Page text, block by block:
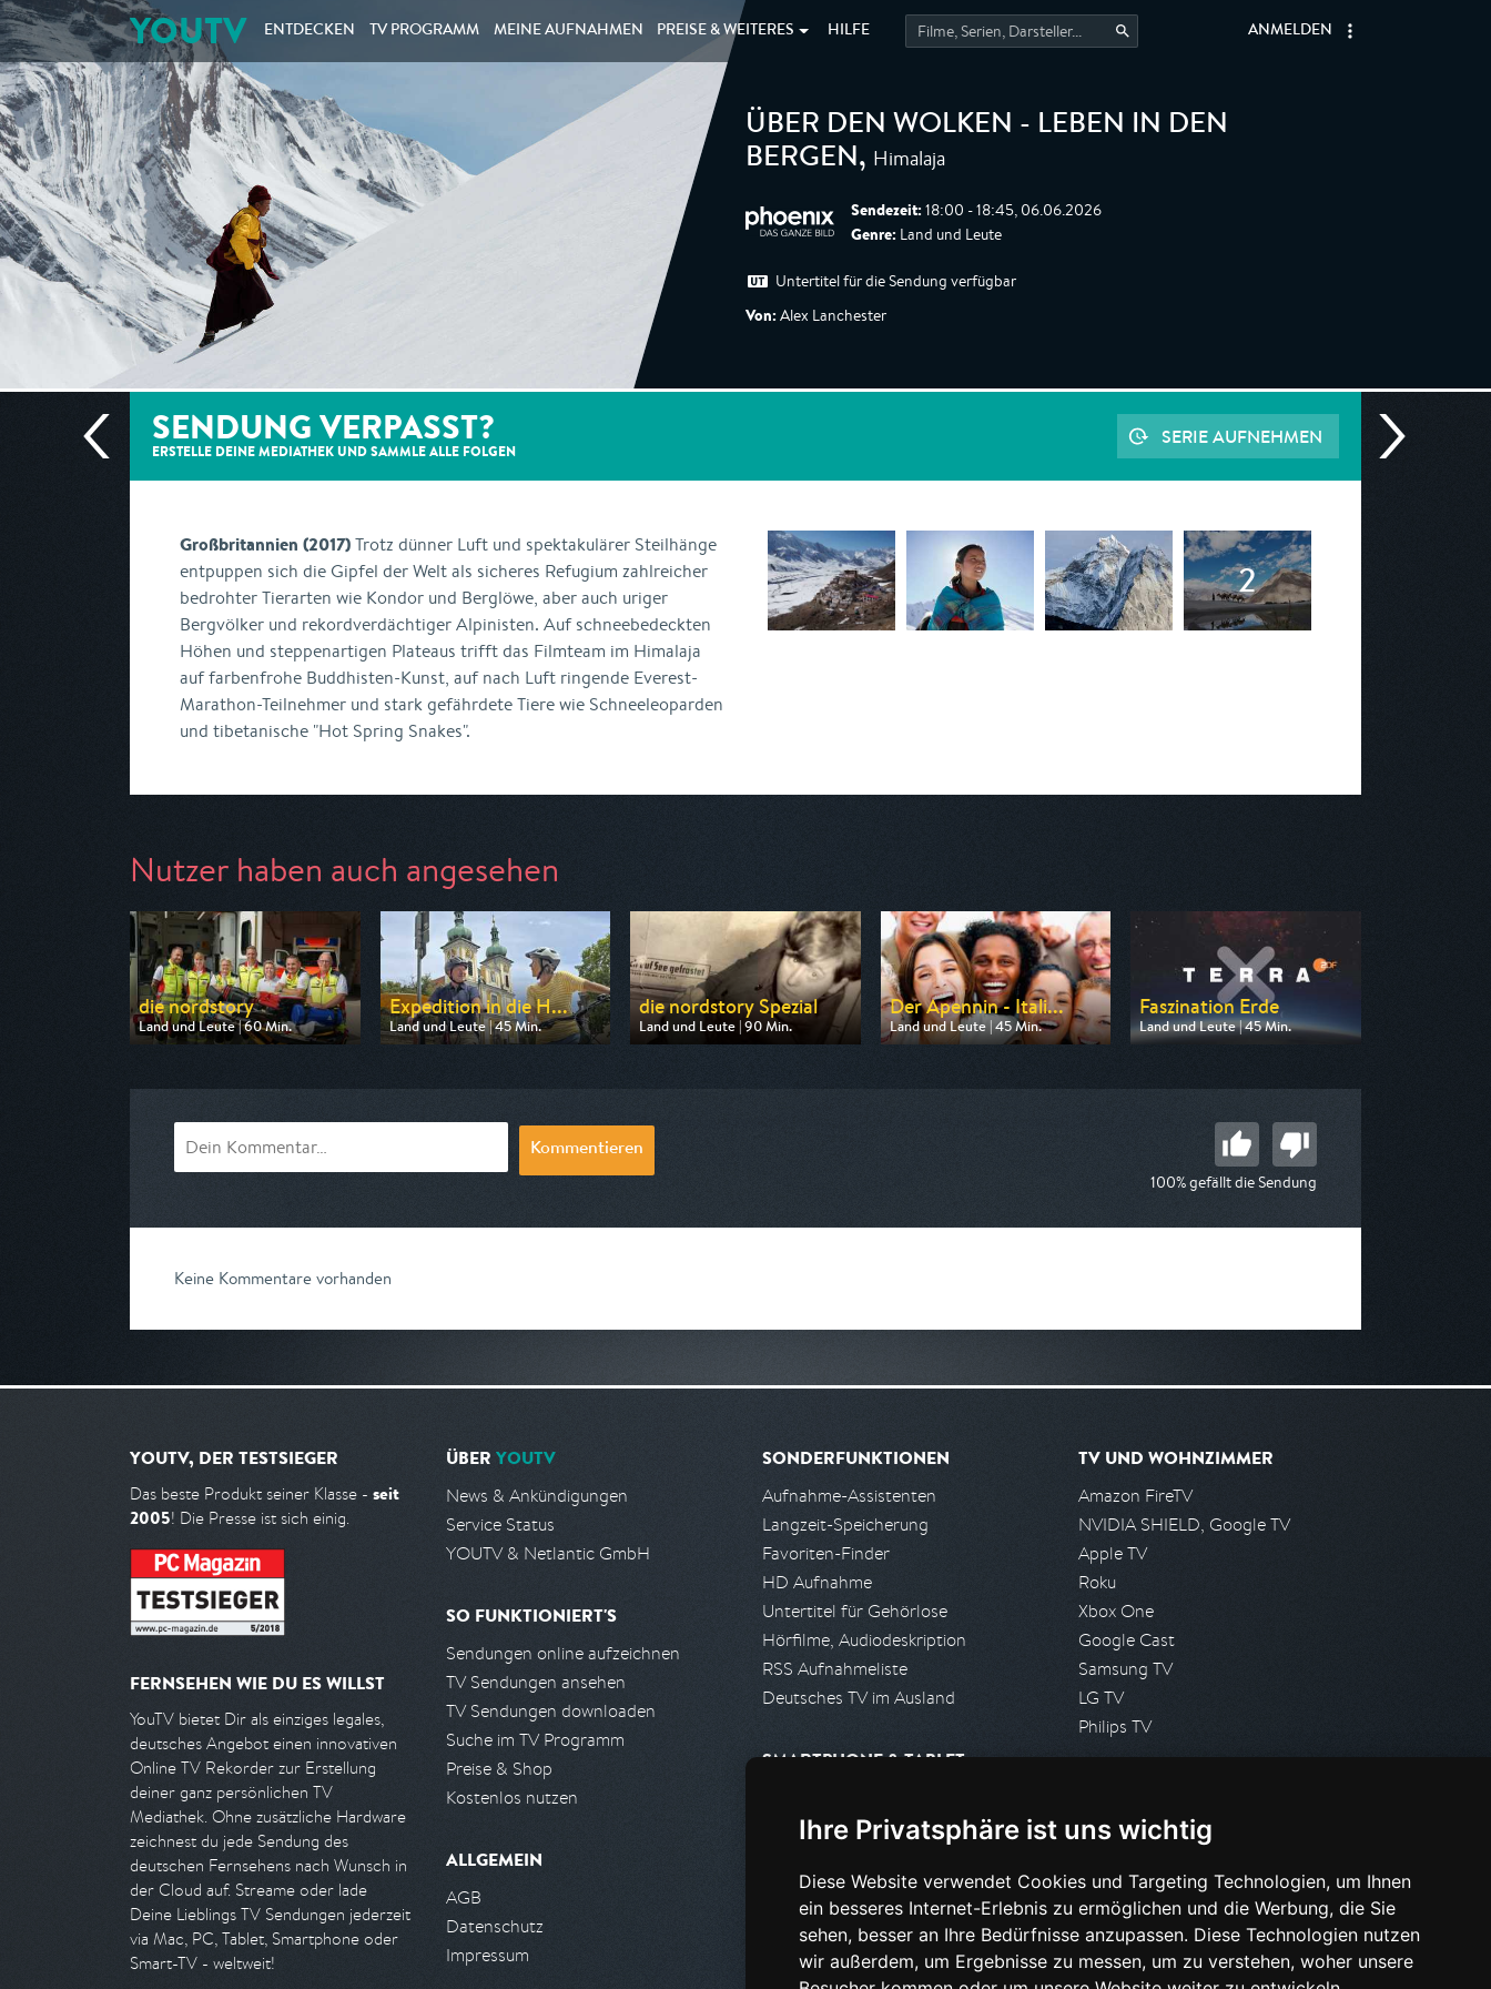
Ihre Privatsphäre ist uns wichtig
Diese Website verwendet Cookies und Targeting Technologien, um Ihnen
ein besseres Internet-Erlebnis zu ermöglichen und die Werbung, die Sie
sehen, besser an Ihre Bedürfnisse anzupassen. Diese Technologien nutzen
wir außerdem, um Ergebnisse zu messen, um zu verstehen, woher unsere
YOUTV ENTDECKEN TV PROGRAMM MEINE AUFNAHMEN PREISE & WEITERES HILFE ANMELDEN
ÜBER DEN WOLKEN - LEBEN IN DEN
BERGEN, Himalaja
Sendezeit: 18:00 - 18:45, 06.06.2026
Genre: Land und Leute
Untertitel für die Sendung verfügbar
Von: Alex Lanchester
SENDUNG VERPASST?
ERSTELLE DEINE MEDIATHEK UND SAMMLE ALLE FOLGEN
SERIE AUFNEHMEN
Großbritannien (2017)Trotz dünner Luft und spektakulärer Steilhänge
entpuppen sich die Gipfel der Welt als sicheres Refugium zahlreicher
bedrohter Tierarten wie Kondor und Berglöwe, aber auch uriger
Bergvölker und rekordverdächtiger Alpinisten. Auf schneebedeckten
Höhen und steppenartigen Plateaus trifft das Filmteam im Himalaja
auf farbenfrohe Buddhisten-Kunst, auf nach Luft ringende Everest-
Marathon-Teilnehmer und stark gefährdete Tiere wie Schneeleoparden
und tibetanische "Hot Spring Snakes".
Nutzer haben auch angesehen
die nordstory
Land und Leute | 60 Min.
Ausgestrahlt von NDR
Expedition in die H...
Land und Leute | 45 Min.
Ausgestrahlt von SWR
die nordstory Spezial
Land und Leute | 90 Min.
Ausgestrahlt von NDR
Der Apennin - Itali...
Land und Leute | 45 Min.
Ausgestrahlt von SWR
Faszination Erde
Land und Leute | 45 Min.
Ausgestrahlt von ZDF neo
Kommentieren
100% gefällt die Sendung
Keine Kommentare vorhanden
YOUTV, DER TESTSIEGER
Das beste Produkt seiner Klasse - seit
2005! Die Presse ist sich einig.
FERNSEHEN WIE DU ES WILLST
YouTV bietet Dir als einziges legales,
deutsches Angebot einen innovativen
Online TV Rekorder zur Erstellung
deiner ganz persönlichen TV
Mediathek. Ohne zusätzliche Hardware
zeichnest du jede Sendung des
deutschen Fernsehens nach Wunsch in
der Cloud auf. Streame oder lade
Deine Lieblings TV Sendungen jederzeit
via Mac, PC, Tablet, Smartphone oder
Smart-TV - weltweit!
ÜBER YOUTV
News & Ankündigungen
Service Status
YOUTV & Netlantic GmbH
SO FUNKTIONIERT'S
Sendungen online aufzeichnen
TV Sendungen ansehen
TV Sendungen downloaden
Suche im TV Programm
Preise & Shop
Kostenlos nutzen
ALLGEMEIN
AGB
Datenschutz
Impressum
SONDERFUNKTIONEN
Aufnahme-Assistenten
Langzeit-Speicherung
Favoriten-Finder
HD Aufnahme
Untertitel für Gehörlose
Hörfilme, Audiodeskription
RSS Aufnahmeliste
Deutsches TV im Ausland
SMARTPHONE & TABLET
Android App
PARTNER
Partnerliste
Partner werden
TV UND WOHNZIMMER
Amazon FireTV
NVIDIA SHIELD, Google TV
Apple TV
Roku
Xbox One
Google Cast
Samsung TV
LG TV
Philips TV
Presseanfrage stellen
HILFE & SUPPORT
Häufig gestellte Fragen
Anfrage stellen